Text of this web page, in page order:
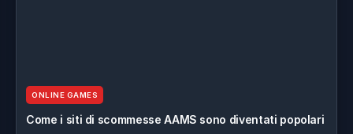
ONLINE GAMES
Come i siti di scommesse AAMS sono diventati popolari